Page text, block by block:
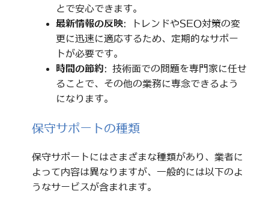
とで安心できます。
最新情報の反映: トレンドやSEO対策の変
更に迅速に適応するため、定期的なサポー
トが必要です。
時間の節約: 技術面での問題を専門家に任せ
ることで、その他の業務に専念できるよう
になります。
保守サポートの種類
保守サポートにはさまざまな種類があり、業者に
よって内容は異なりますが、一般的には以下のよ
うなサービスが含まれます。